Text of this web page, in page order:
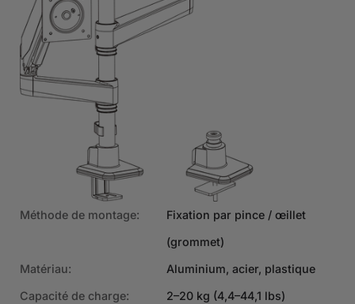
Méthode de montage:
Fixation par pince / œillet
(grommet)
Matériau:
Aluminium, acier, plastique
Capacité de charge:
2–20 kg (4,4–44,1 lbs)